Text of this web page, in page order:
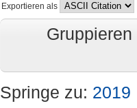
Exportieren als
Springe zu: 2019